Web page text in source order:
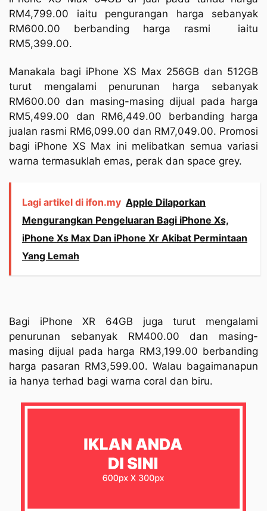
RM4,799.00 iaitu pengurangan harga sebanyak
RM600.00 berbanding harga rasmi iaitu
RM5,399.00.
Manakala bagi iPhone XS Max 256GB dan 512GB
turut mengalami penurunan harga sebanyak
RM600.00 dan masing-masing dijual pada harga
RM5,499.00 dan RM6,449.00 berbanding harga
jualan rasmi RM6,099.00 dan RM7,049.00. Promosi
bagi iPhone XS Max ini melibatkan semua variasi
warna termasuklah emas, perak dan space grey.
Lagi artikel di ifon.my Apple Dilaporkan
Mengurangkan Pengeluaran Bagi iPhone Xs,
iPhone Xs Max Dan iPhone Xr Akibat Permintaan
Yang Lemah
Bagi iPhone XR 64GB juga turut mengalami
penurunan sebanyak RM400.00 dan masing-
masing dijual pada harga RM3,199.00 berbanding
harga pasaran RM3,599.00. Walau bagaimanapun
ia hanya terhad bagi warna coral dan biru.